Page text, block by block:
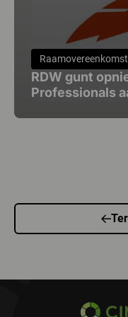
Raamovereenkomst
RDW gunt
Professionals